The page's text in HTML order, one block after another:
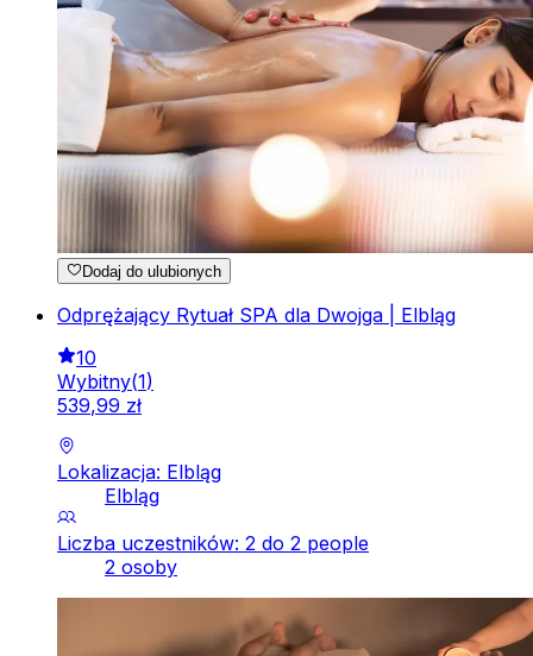
Dodaj do ulubionych
Odprężający Rytuał SPA dla Dwojga | Elbląg
10
Wybitny(1)
539,99 zł
Lokalizacja: Elbląg
Elbląg
Liczba uczestników: 2 do 2 people
2 osoby